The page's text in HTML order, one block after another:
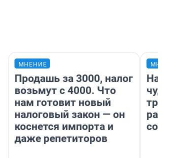
Владимир Зеленский
МНЕНИЕ
Продашь за 3000, налог
возьмут с 4000. Что
нам готовит новый
налоговый закон — он
коснется импорта и
даже репетиторов